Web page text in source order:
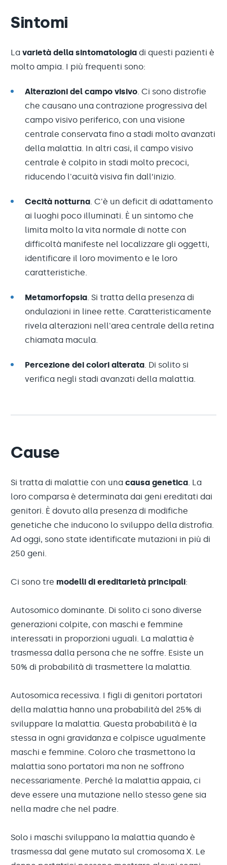
Sintomi
La varietà della sintomatologia di questi pazienti è
molto ampia. I più frequenti sono:
Alterazioni del campo visivo. Ci sono distrofie
che causano una contrazione progressiva del
campo visivo periferico, con una visione
centrale conservata fino a stadi molto avanzati
della malattia. In altri casi, il campo visivo
centrale è colpito in stadi molto precoci,
riducendo l'acuità visiva fin dall’inizio.
Cecità notturna. C'è un deficit di adattamento
ai luoghi poco illuminati. È un sintomo che
limita molto la vita normale di notte con
difficoltà manifeste nel localizzare gli oggetti,
identificare il loro movimento e le loro
caratteristiche.
Metamorfopsia. Si tratta della presenza di
ondulazioni in linee rette. Caratteristicamente
rivela alterazioni nell'area centrale della retina
chiamata macula.
Percezione dei colori alterata. Di solito si
verifica negli stadi avanzati della malattia.
Cause
Si tratta di malattie con una causa genetica. La
loro comparsa è determinata dai geni ereditati dai
genitori. È dovuto alla presenza di modifiche
genetiche che inducono lo sviluppo della distrofia.
Ad oggi, sono state identificate mutazioni in più di
250 geni.
Ci sono tre modelli di ereditarietà principali:
Autosomico dominante. Di solito ci sono diverse
generazioni colpite, con maschi e femmine
interessati in proporzioni uguali. La malattia è
trasmessa dalla persona che ne soffre. Esiste un
50% di probabilità di trasmettere la malattia.
Autosomica recessiva. I figli di genitori portatori
della malattia hanno una probabilità del 25% di
sviluppare la malattia. Questa probabilità è la
stessa in ogni gravidanza e colpisce ugualmente
maschi e femmine. Coloro che trasmettono la
malattia sono portatori ma non ne soffrono
necessariamente. Perché la malattia appaia, ci
deve essere una mutazione nello stesso gene sia
nella madre che nel padre.
Solo i maschi sviluppano la malattia quando è
trasmessa dal gene mutato sul cromosoma X. Le